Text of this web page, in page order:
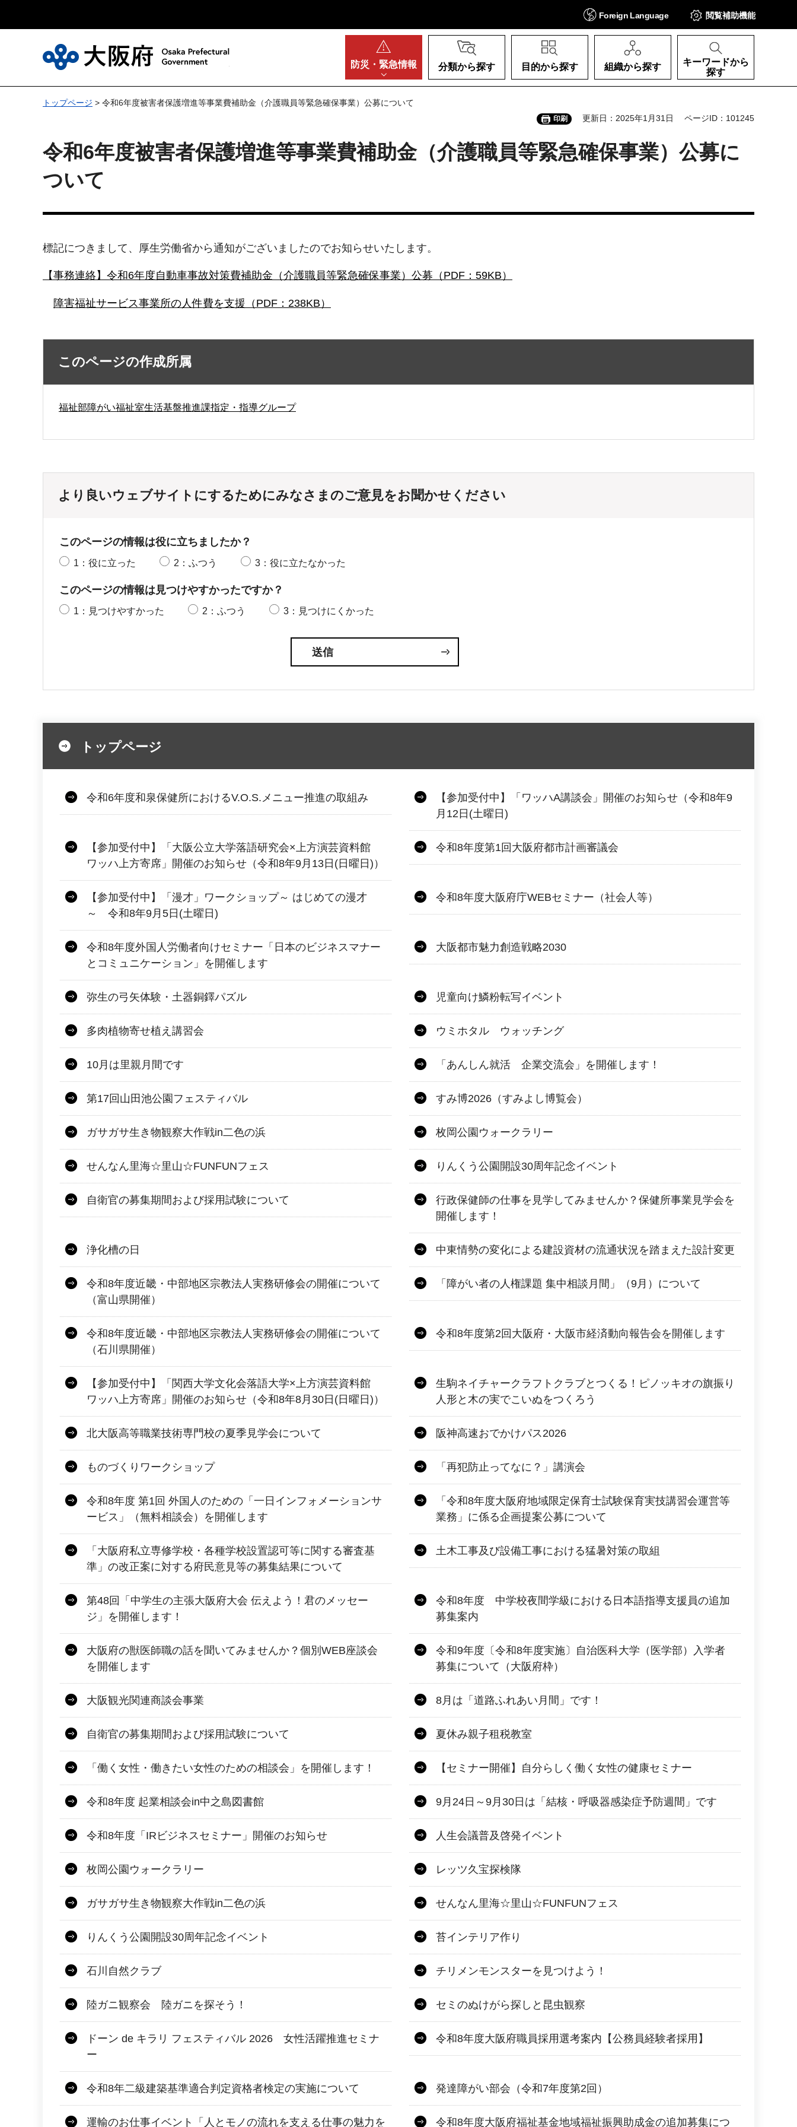
Foreign Language 閲覧補助機能
防災・ 緊急情報 分類から探す 目的から探す 組織から探す
キーワードから
探す
トップページ > 令和6年度被害者保護増進等事業費補助金（介護職員等緊急確保事業）公募について
印刷 更新日：2025年1月31日 ページID：101245
令和6年度被害者保護増進等事業費補助金（介護職員等緊急確保事業）公募に
ついて
標記につきまして、厚生労働省から通知がございましたのでお知らせいたします。
【事務連絡】令和6年度自動車事故対策費補助金（介護職員等緊急確保事業）公募（PDF：59KB）
障害福祉サービス事業所の人件費を支援（PDF：238KB）
このページの作成所属
福祉部障がい福祉室生活基盤推進課指定・指導グループ
より良いウェブサイトにするためにみなさまのご意見をお聞かせください
このページの情報は役に立ちましたか？
1：役に立った 2：ふつう 3：役に立たなかった
このページの情報は見つけやすかったですか？
1：見つけやすかった 2：ふつう 3：見つけにくかった
トップページ
令和6年度和泉保健所におけるV.O.S.メニュー推進の取組み
【参加受付中】「ワッハA講談会」開催のお知らせ（令和8年9
月12日(土曜日)
【参加受付中】「大阪公立大学落語研究会×上方演芸資料館
ワッハ上方寄席」開催のお知らせ（令和8年9月13日(日曜日)）
令和8年度第1回大阪府都市計画審議会
【参加受付中】「漫才」ワークショップ～ はじめての漫才
～ 令和8年9月5日(土曜日)
令和8年度大阪府庁WEBセミナー（社会人等）
令和8年度外国人労働者向けセミナー「日本のビジネスマナー
とコミュニケーション」を開催します
大阪都市魅力創造戦略2030
弥生の弓矢体験・土器銅鐸パズル 児童向け鱗粉転写イベント
多肉植物寄せ植え講習会 ウミホタル ウォッチング
10月は里親月間です 「あんしん就活 企業交流会」を開催します！
第17回山田池公園フェスティバル すみ博2026（すみよし博覧会）
ガサガサ生き物観察大作戦in二色の浜 枚岡公園ウォークラリー
せんなん里海☆里山☆FUNFUNフェス りんくう公園開設30周年記念イベント
自衛官の募集期間および採用試験について
行政保健師の仕事を見学してみませんか？保健所事業見学会を
開催します！
浄化槽の日 中東情勢の変化による建設資材の流通状況を踏まえた設計変更
令和8年度近畿・中部地区宗教法人実務研修会の開催について
（富山県開催）
「障がい者の人権課題 集中相談月間」（9月）について
令和8年度近畿・中部地区宗教法人実務研修会の開催について
（石川県開催）
令和8年度第2回大阪府・大阪市経済動向報告会を開催します
【参加受付中】「関西大学文化会落語大学×上方演芸資料館
ワッハ上方寄席」開催のお知らせ（令和8年8月30日(日曜日)）
生駒ネイチャークラフトクラブとつくる！ピノッキオの旗振り
人形と木の実でこいぬをつくろう
北大阪高等職業技術専門校の夏季見学会について 阪神高速おでかけパス2026
ものづくりワークショップ 「再犯防止ってなに？」講演会
令和8年度 第1回 外国人のための「一日インフォメーションサ
ービス」（無料相談会）を開催します
「令和8年度大阪府地域限定保育士試験保育実技講習会運営等
業務」に係る企画提案公募について
「大阪府私立専修学校・各種学校設置認可等に関する審査基
準」の改正案に対する府民意見等の募集結果について
土木工事及び設備工事における猛暑対策の取組
第48回「中学生の主張大阪府大会 伝えよう！君のメッセー
ジ」を開催します！
令和8年度 中学校夜間学級における日本語指導支援員の追加
募集案内
大阪府の獣医師職の話を聞いてみませんか？個別WEB座談会
を開催します
令和9年度〔令和8年度実施〕自治医科大学（医学部）入学者
募集について（大阪府枠）
大阪観光関連商談会事業 8月は「道路ふれあい月間」です！
自衛官の募集期間および採用試験について 夏休み親子租税教室
「働く女性・働きたい女性のための相談会」を開催します！ 【セミナー開催】自分らしく働く女性の健康セミナー
令和8年度 起業相談会in中之島図書館 9月24日～9月30日は「結核・呼吸器感染症予防週間」です
令和8年度「IRビジネスセミナー」開催のお知らせ 人生会議普及啓発イベント
枚岡公園ウォークラリー レッツ久宝探検隊
ガサガサ生き物観察大作戦in二色の浜 せんなん里海☆里山☆FUNFUNフェス
りんくう公園開設30周年記念イベント 苔インテリア作り
石川自然クラブ チリメンモンスターを見つけよう！
陸ガニ観察会 陸ガニを探そう！ セミのぬけがら探しと昆虫観察
ドーン de キラリ フェスティバル 2026 女性活躍推進セミナ
ー
令和8年度大阪府職員採用選考案内【公務員経験者採用】
令和8年二級建築基準適合判定資格者検定の実施について 発達障がい部会（令和7年度第2回）
運輸のお仕事イベント「人とモノの流れを支える仕事の魅力を 令和8年度大阪府福祉基金地域福祉振興助成金の追加募集につ